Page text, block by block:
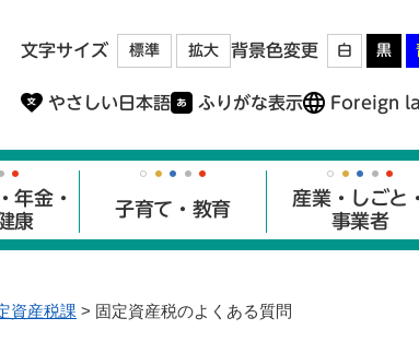
文字サイズ 標準 拡大 背景色変更 白 黒
やさしい日本語 ふりがな表示 Foreign
年金・
康
子育て・教育
産業・しごと
事業者
資産税課 > 固定資産税のよくある質問